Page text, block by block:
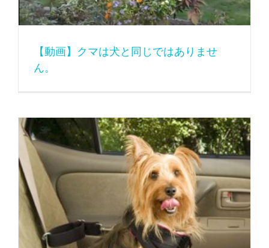
【動画】クマは犬と同じではありませ
ん。